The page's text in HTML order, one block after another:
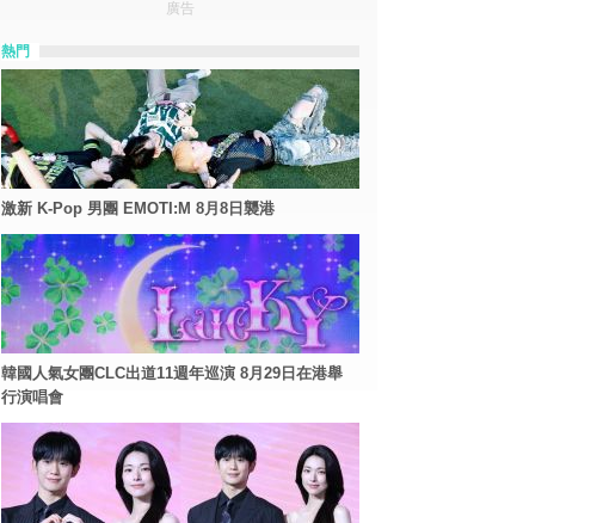
廣告
熱門
激新 K-Pop 男團 EMOTI:M 8月8日襲港
韓國人氣女團CLC出道11週年巡演 8月29日在港舉
行演唱會